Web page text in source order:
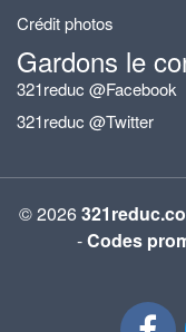
Crédit photos
Gardons le
321reduc @Facebook
321reduc @Twitter
© 2026
-Codes